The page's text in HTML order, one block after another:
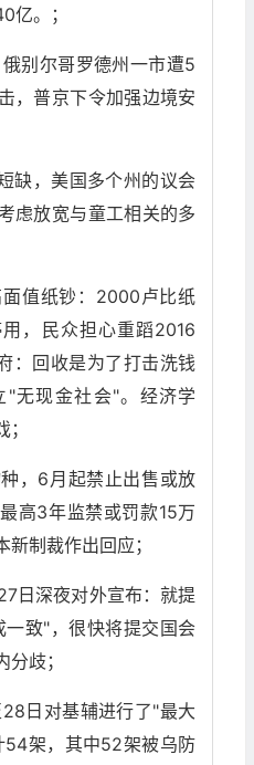
亿。；
别尔哥罗德州一市遭5
，普京下令加强边境安
缺，美国多个州的议会
虑放宽与童工相关的多
值纸钞：2000卢比纸
，民众担心重蹈2016
：回收是为了打击洗钱
"无现金社会"。经济学
，6月起禁止出售或放
高3年监禁或罚款15万
制裁作出回应；
日深夜对外宣布：就提
致"，很快将提交国会
歧；
日对基辅进行了"最大
架，其中52架被乌防